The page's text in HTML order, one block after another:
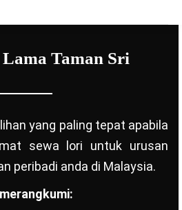
Taman Sri
yang paling tepat apabila
sewa lori untuk urusan
peribadi anda di Malaysia.